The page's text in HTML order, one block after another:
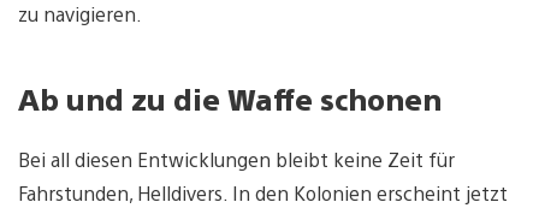
zu navigieren.
Ab und zu die Waffe schonen
Bei all diesen Entwicklungen bleibt keine Zeit für
Fahrstunden, Helldivers. In den Kolonien erscheint jetzt